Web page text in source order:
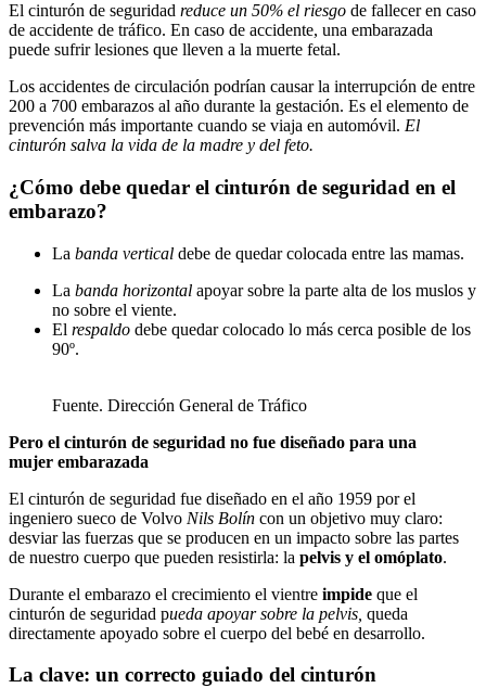
El cinturón de seguridad reduce un 50% el riesgo de fallecer en caso
de accidente de tráfico. En caso de accidente, una embarazada
puede sufrir lesiones que lleven a la muerte fetal.
Los accidentes de circulación podrían causar la interrupción de entre
200 a 700 embarazos al año durante la gestación. Es el elemento de
prevención más importante cuando se viaja en automóvil. El
cinturón salva la vida de la madre y del feto.
¿Cómo debe quedar el cinturón de seguridad en el
embarazo?
La banda vertical debe de quedar colocada entre las mamas.
La banda horizontal apoyar sobre la parte alta de los muslos y
no sobre el viente.
El respaldo debe quedar colocado lo más cerca posible de los
90º.
Fuente. Dirección General de Tráfico
Pero el cinturón de seguridad no fue diseñado para una
mujer embarazada
El cinturón de seguridad fue diseñado en el año 1959 por el
ingeniero sueco de Volvo Nils Bolín con un objetivo muy claro:
desviar las fuerzas que se producen en un impacto sobre las partes
de nuestro cuerpo que pueden resistirla: la pelvis y el omóplato.
Durante el embarazo el crecimiento el vientre impide que el
cinturón de seguridad pueda apoyar sobre la pelvis, queda
directamente apoyado sobre el cuerpo del bebé en desarrollo.
La clave: un correcto guiado del cinturón